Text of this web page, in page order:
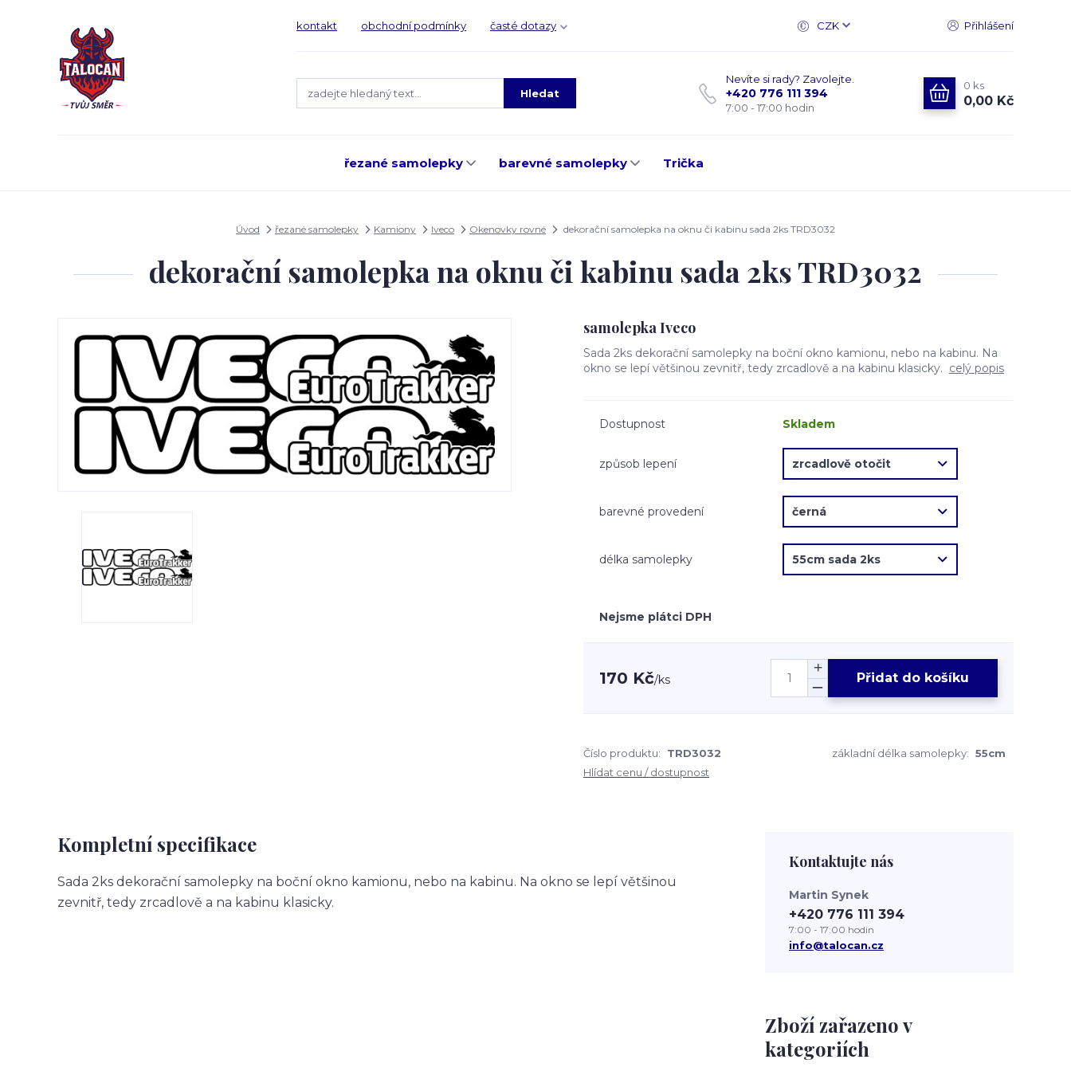
kontakt obchodní podmínky časté dotazy CZK Přihlášení
Hledat
Nevíte si rady? Zavolejte.
+420 776 111 394
7:00 - 17:00 hodin
0 ks
0,00 Kč
řezané samolepky barevné samolepky Trička
Úvod řezané samolepky Kamiony Iveco Okenovky rovné dekorační samolepka na oknu či kabinu sada 2ks TRD3032
dekorační samolepka na oknu či kabinu sada 2ks TRD3032
samolepka Iveco
Sada 2ks dekorační samolepky na boční okno kamionu, nebo na kabinu. Na
okno se lepí většinou zevnitř, tedy zrcadlově a na kabinu klasicky. celý popis
Dostupnost Skladem
způsob lepení
barevné provedení
délka samolepky
Nejsme plátci DPH
170 Kč/ks Přidat do košíku
Číslo produktu: TRD3032 základní délka samolepky: 55cm
Hlídat cenu / dostupnost
Kompletní specifikace
Sada 2ks dekorační samolepky na boční okno kamionu, nebo na kabinu. Na okno se lepí většinou
zevnitř, tedy zrcadlově a na kabinu klasicky.
Zboží zařazeno v
kategoriích
Kontaktujte nás
Martin Synek
+420 776 111 394
7:00 - 17:00 hodin
info@talocan.cz